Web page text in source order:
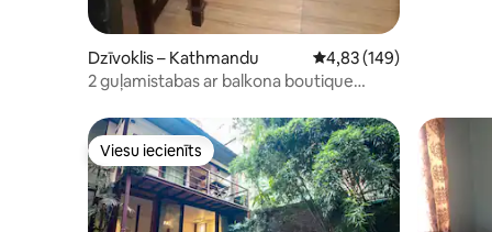
Dzīvoklis – Kathmandu Vidējais vērtējums: 4,83
4,83 (149)
2 guļamistabas ar balkona boutique
Viesu iecienīts
Viesu iecienīts